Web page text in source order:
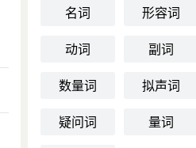
名词 形容词
动词
副词
数量词
拟声词
疑问词
量词